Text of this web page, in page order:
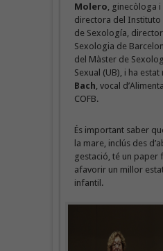
Molero , ginecòloga
directora del
de Sexología,
Sexologia de
del Màster de
Sexual (UB), i ha
Bach , vocal
COFB.
És important saber
la mare, inclús des
gestació, té un paper
afavorir un millor
infantil.